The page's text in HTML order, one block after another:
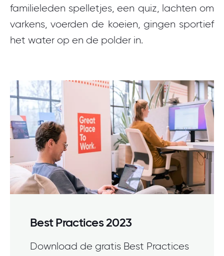
familieleden spelletjes, een quiz, lachten om
varkens, voerden de koeien, gingen sportief
het water op en de polder in.
Best Practices 2023
Download de gratis Best Practices